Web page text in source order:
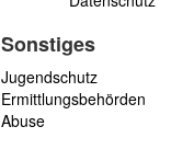
Sonstiges
Jugendschutz
Ermittlungsbehörden
Abuse